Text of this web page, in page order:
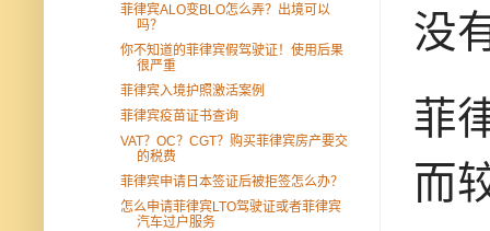
没
菲
而
菲律宾ALO变BLO怎么弄？出境可以
吗？
你不知道的菲律宾假驾驶证！使用后果
很严重
菲律宾入境护照激活案例
菲律宾疫苗证书查询
VAT？OC？CGT？购买菲律宾房产要交
的税费
菲律宾申请日本签证后被拒签怎么办？
怎么申请菲律宾LTO驾驶证或者菲律宾
汽车过户服务